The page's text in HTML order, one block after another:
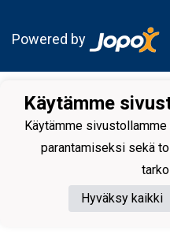
Powered by
Käytämme
Käytämme
parantamiseksi sekä
Hyväksy kaikki